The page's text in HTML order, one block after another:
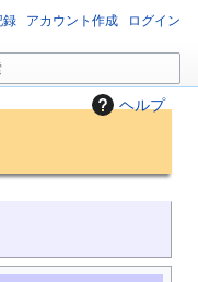
ヘルプ
録 アカウント作成 ログイン